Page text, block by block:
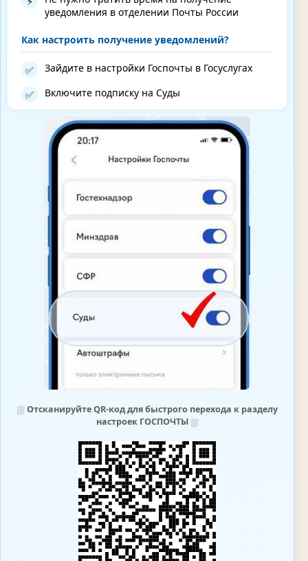
уведомления в отделении Почты России
Как настроить получение уведомлений?
✅ Зайдите в настройки Госпочты в Госуслугах
✅ Включите подписку на Суды
⛆ Отсканируйте QR-код для быстрого перехода к разделу
настроек ГОСПОЧТЫ⛆